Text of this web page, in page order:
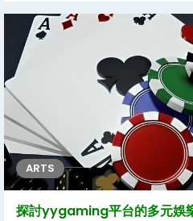
aksesibilitas yang lancar dari
ARTS
探討yygaming平台的多元娛